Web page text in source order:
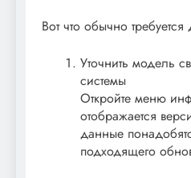
Вот что обычно
Уточнить модель
системы
Откройте меню
отображается
данные
подходящего